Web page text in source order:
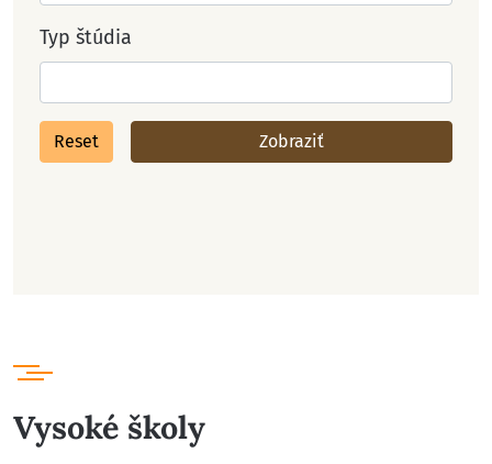
Typ štúdia
Reset Zobraziť
Vysoké školy